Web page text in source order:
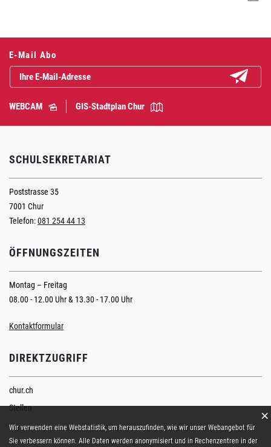
Fusszeile
E-Mail Abo
WEBCAM GIS-Stadtplan Chur
SCHULSEKRETARIAT
Poststrasse 35
7001 Chur
Telefon:081 254 44 13
ÖFFNUNGSZEITEN
Montag – Freitag
08.00 - 12.00 Uhr & 13.30 - 17.00 Uhr
Kontaktformular
DIREKTZUGRIFF
chur.ch
Stellen
Webstatistik
Wir verwenden eine Webstatistik, um herauszufinden, wie wir unser Webangebot für
Sie verbessern können. Alle Daten werden anonymisiert und in Rechenzentren in der
×